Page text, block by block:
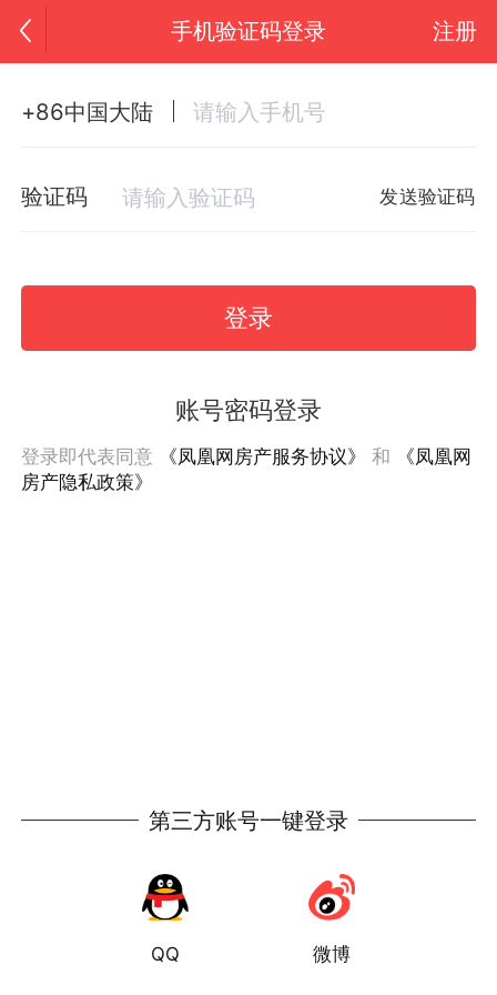
手机验证码登录 注册
+86中国大陆
验证码 发送验证码
登录
账号密码登录
登录即代表同意 《凤凰网房产服务协议》 和
《凤凰网
房产隐私政策》
第三方账号一键登录
QQ 微博